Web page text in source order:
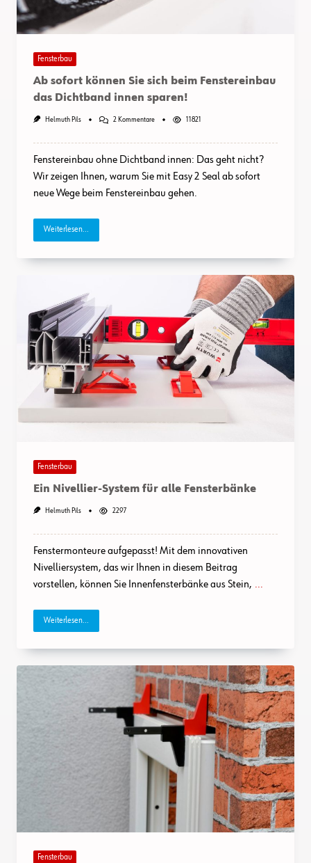
Fensterbau
Ab sofort können Sie sich beim Fenstereinbau
das Dichtband innen sparen!
Helmuth Pils 2 KommentareZu
Sie
Beim
Fenstereinbau
11821
Fenstereinbau ohne Dichtband innen: Das geht nicht?
Wir zeigen Ihnen, warum Sie mit Easy 2 Seal ab sofort
neue Wege beim Fenstereinbau gehen.
Weiterlesen...
Fensterbau
Ein Nivellier-System für alle Fensterbänke
Helmuth Pils 2297
Fenstermonteure aufgepasst! Mit dem innovativen
Nivelliersystem, das wir Ihnen in diesem Beitrag
vorstellen, können Sie Innenfensterbänke aus Stein, ...
Weiterlesen...
Fensterbau